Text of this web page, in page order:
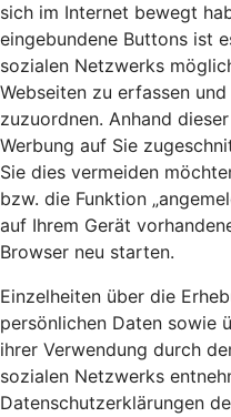
sich im Internet bewegt
eingebundene Buttons ist
sozialen Netzwerks
Webseiten zu erfassen
zuzuordnen. Anhand
Werbung auf Sie
Sie dies vermeiden
bzw. die Funktion
auf Ihrem Gerät
Browser neu starten.
Einzelheiten über die
persönlichen Daten sowie
ihrer Verwendung durch
sozialen Netzwerks
Datenschutzerklärungen